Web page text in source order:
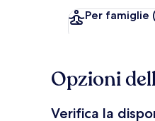
Per famiglie
Opzioni
Verifica la